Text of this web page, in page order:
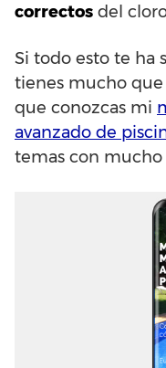
correctos del
Si todo esto te ha
tienes mucho
que conozcas mi
avanzado de
temas con mucho